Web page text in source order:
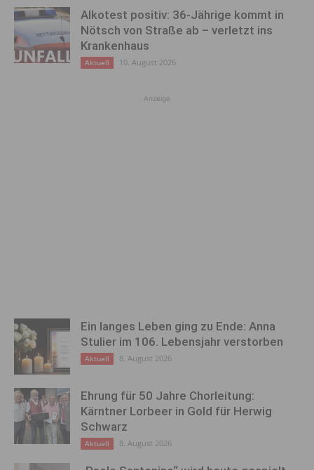
Alkotest positiv: 36-Jährige kommt in
Nötsch von Straße ab – verletzt ins
Krankenhaus
Aktuell 10. August 2026
Anzeige
Ein langes Leben ging zu Ende: Anna
Stulier im 106. Lebensjahr verstorben
Aktuell 8. August 2026
Ehrung für 50 Jahre Chorleitung:
Kärntner Lorbeer in Gold für Herwig
Schwarz
Aktuell 8. August 2026